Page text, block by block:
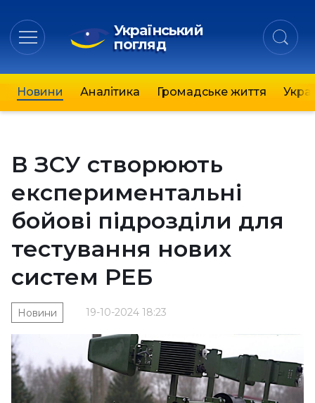
Український
погляд
Новини Аналітика Громадське життя
В ЗСУ створюють
експериментальні
бойові підрозділи для
тестування нових
систем РЕБ
19-10-2024 18:23
Новини